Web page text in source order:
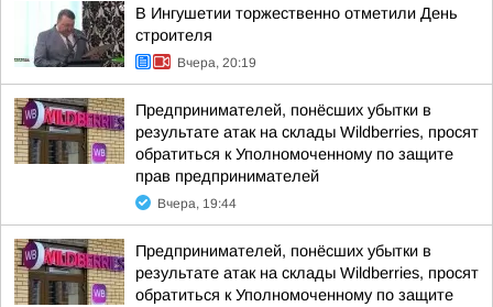
В Ингушетии торжественно отметили День
строителя
Вчера, 20:19
Предпринимателей, понёсших убытки в
результате атак на склады Wildberries, просят
обратиться к Уполномоченному по защите
прав предпринимателей
Вчера, 19:44
Предпринимателей, понёсших убытки в
результате атак на склады Wildberries, просят
обратиться к Уполномоченному по защите